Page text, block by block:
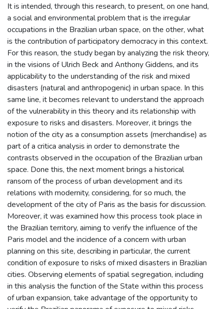
It is intended, through this research, to present, on one hand,
a social and environmental problem that is the irregular
occupations in the Brazilian urban space, on the other, what
is the contribution of participatory democracy in this context.
For this reason, the study began by analyzing the risk theory,
in the visions of Ulrich Beck and Anthony Giddens, and its
applicability to the understanding of the risk and mixed
disasters (natural and anthropogenic) in urban space. In this
same line, it becomes relevant to understand the approach
of the vulnerability in this theory and its relationship with
exposure to risks and disasters. Moreover, it brings the
notion of the city as a consumption assets (merchandise) as
part of a critica analysis in order to demonstrate the
contrasts observed in the occupation of the Brazilian urban
space. Done this, the next moment brings a historical
ransom of the process of urban development and its
relations with modernity, considering, for so much, the
development of the city of Paris as the basis for discussion.
Moreover, it was examined how this process took place in
the Brazilian territory, aiming to verify the influence of the
Paris model and the incidence of a concern with urban
planning on this site, describing in particular, the current
condition of exposure to risks of mixed disasters in Brazilian
cities. Observing elements of spatial segregation, including
in this analysis the function of the State within this process
of urban expansion, take advantage of the opportunity to